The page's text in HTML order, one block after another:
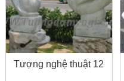
Tượng nghệ thuật 12